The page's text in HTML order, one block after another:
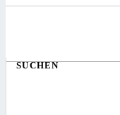
SUCHEN